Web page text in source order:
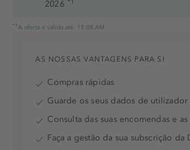
2026
*1 A oferta é válida até: 19.08.AM
AS NOSSAS VANTAGENS PARA SI
Compras rápidas
Guarde os seus dados de
Consulta das suas encomendas e
Faça a gestão da sua subscrição da